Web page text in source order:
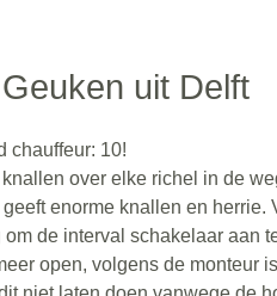
Geuken uit Delft
chauffeur: 10!
over elke richel in de
enorme knallen en
de interval schakelaar aan
open, volgens de monteur